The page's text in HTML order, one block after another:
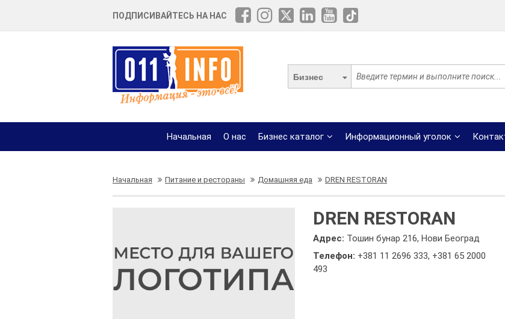
ПОДПИСИВАЙТЕСЬ НА НАС
Бизнес
Начальная О нас Бизнес каталог Информационный уголок
Начальная Питание и рестораны Домашняя еда DREN RESTORAN
DREN RESTORAN
Адрес: Тошин бунар 216, Нови Београд
Телефон: +381 11 2696 333, +381 65 2000
493